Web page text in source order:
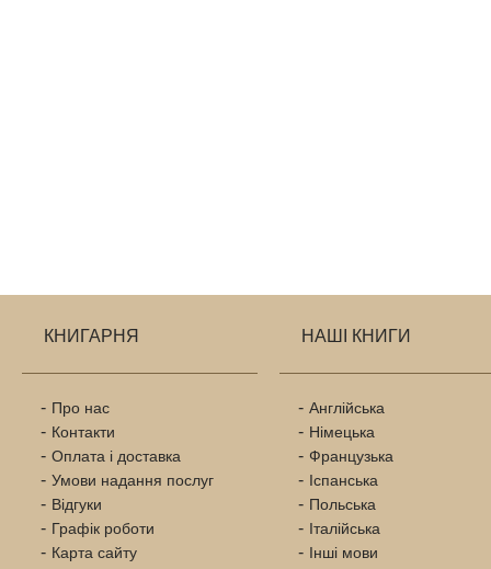
КНИГАРНЯ
Про нас
Контакти
Оплата і доставка
Умови надання послуг
Відгуки
Графік роботи
Карта сайту
НАШІ КНИГИ
Англійська
Німецька
Французька
Іспанська
Польська
Італійська
Інші мови